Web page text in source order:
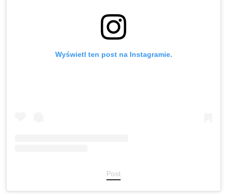
Wyświetl ten post na Instagramie.
Post